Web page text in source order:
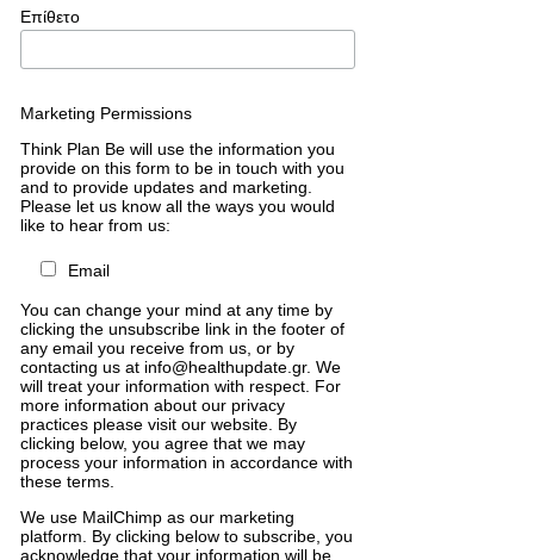
Επίθετο
Marketing Permissions
Think Plan Be will use the information you
provide on this form to be in touch with you
and to provide updates and marketing.
Please let us know all the ways you would
like to hear from us:
Email
You can change your mind at any time by
clicking the unsubscribe link in the footer of
any email you receive from us, or by
contacting us at info@healthupdate.gr. We
will treat your information with respect. For
more information about our privacy
practices please visit our website. By
clicking below, you agree that we may
process your information in accordance with
these terms.
We use MailChimp as our marketing
platform
By clicking below to subscribe you
acknowledge that your information will be